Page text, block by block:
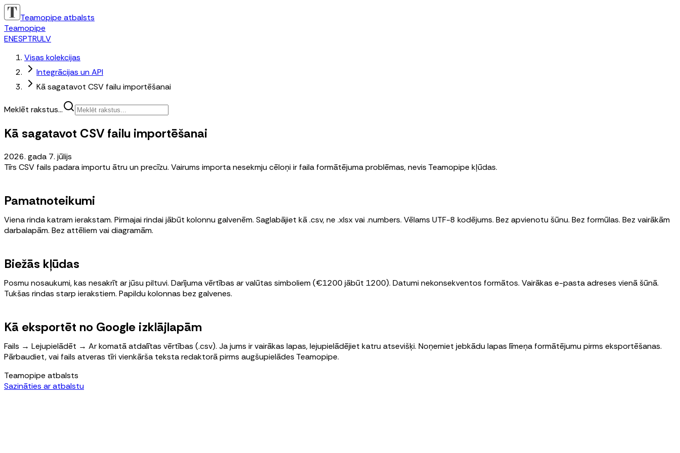
Teamopipe atbalsts
Teamopipe
ENESPTRULV
Visas kolekcijas
Integrācijas un API
Kā sagatavot CSV failu importēšanai
Meklēt rakstus...
Kā sagatavot CSV failu importēšanai
2026. gada 7. jūlijs
Tīrs CSV fails padara importu ātru un precīzu. Vairums importa nesekmju cēloņi ir faila formātējuma problēmas, nevis Teamopipe kļūdas.
Pamatnoteikumi
Viena rinda katram ierakstam. Pirmajai rindai jābūt kolonnu galvenēm. Saglabājiet kā .csv, ne .xlsx vai .numbers. Vēlams UTF-8 kodējums. Bez apvienotu šūnu. Bez formūlas. Bez vairākām
darbalapām. Bez attēliem vai diagramām.
Biežās kļūdas
Posmu nosaukumi, kas nesakrīt ar jūsu piltuvi. Darījuma vērtības ar valūtas simboliem (€1200 jābūt 1200). Datumi nekonsekventos formātos. Vairākas e-pasta adreses vienā šūnā.
Tukšas rindas starp ierakstiem. Papildu kolonnas bez galvenes.
Kā eksportēt no Google izklājlapām
Fails → Lejupielādēt → Ar komatā atdalītas vērtības (.csv). Ja jums ir vairākas lapas, lejupielādējiet katru atsevišķi. Noņemiet jebkādu lapas līmeņa formātējumu pirms eksportēšanas.
Pārbaudiet, vai fails atveras tīri vienkārša teksta redaktorā pirms augšupielādes Teamopipe.
Teamopipe atbalsts
Sazināties ar atbalstu